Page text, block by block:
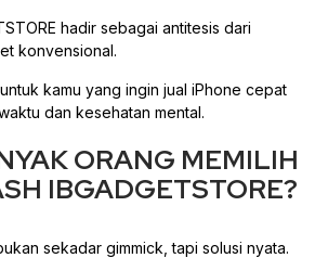
hadir sebagai antitesis dari
konvensional.
kamu yang ingin jual iPhone cepat
dan kesehatan mental.
ORANG MEMILIH
IBGADGETSTORE?
sekadar gimmick, tapi solusi nyata.